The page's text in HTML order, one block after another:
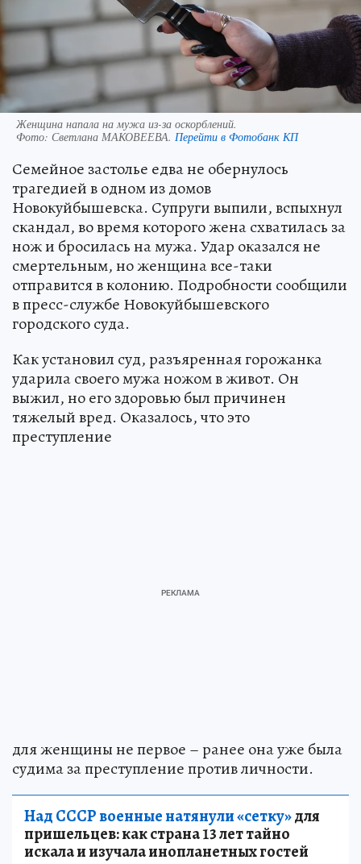
Женщина напала на мужа из-за оскорблений.
Фото: Светлана МАКОВЕЕВА. Перейти в Фотобанк КП
Семейное застолье едва не обернулось
трагедией в одном из домов
Новокуйбышевска. Супруги выпили, вспыхнул
скандал, во время которого жена схватилась за
нож и бросилась на мужа. Удар оказался не
смертельным, но женщина все-таки
отправится в колонию. Подробности сообщили
в пресс-службе Новокуйбышевского
городского суда.
Как установил суд, разъяренная горожанка
ударила своего мужа ножом в живот. Он
выжил, но его здоровью был причинен
тяжелый вред. Оказалось, что это
преступление
для женщины не первое – ранее она уже была
судима за преступление против личности.
Над СССР военные натянули «сетку»для
пришельцев: как страна 13 лет тайно
искала и изучала инопланетных гостей